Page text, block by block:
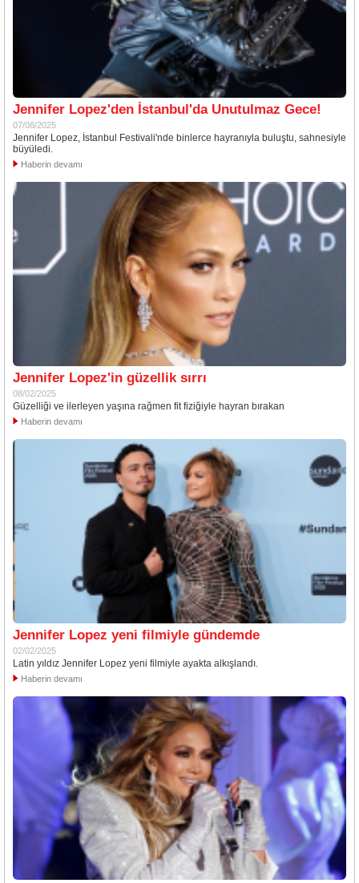
Jennifer Lopez'den İstanbul'da Unutulmaz Gece!
07/08/2025
Jennifer Lopez, İstanbul Festivali'nde binlerce hayranıyla buluştu, sahnesiyle
büyüledi.
Haberin devamı
Jennifer Lopez'in güzellik sırrı
08/02/2025
Güzelliği ve ilerleyen yaşına rağmen fit fiziğiyle hayran bırakan
Haberin devamı
Jennifer Lopez yeni filmiyle gündemde
02/02/2025
Latin yıldız Jennifer Lopez yeni filmiyle ayakta alkışlandı.
Haberin devamı